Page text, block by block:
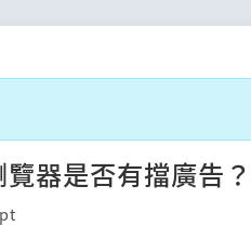
器是否有擋廣告？